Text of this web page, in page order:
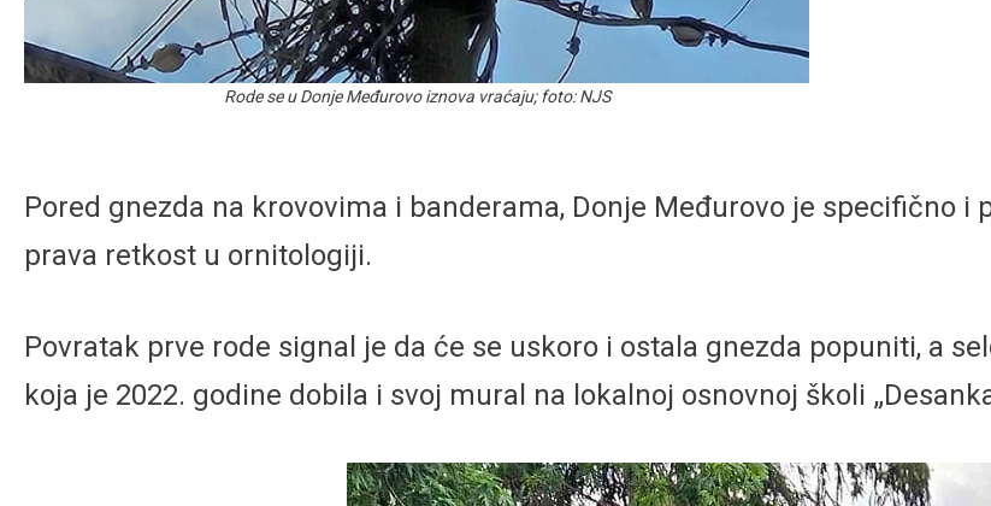
Rode se u Donje Međurovo iznova vraćaju; foto: NJS
Pored gnezda na krovovima i banderama, Donje Međurovo je specifično
prava retkost u ornitologiji.
Povratak prve rode signal je da će se uskoro i ostala gnezda popuniti, a
koja je 2022. godine dobila i svoj mural na lokalnoj osnovnoj školi